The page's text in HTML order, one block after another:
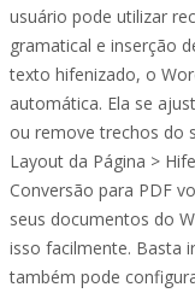
usuário pode utilizar
gramatical e inserção
texto hifenizado, o
automática. Ela se
ou remove trechos do
Layout da Página >
Conversão para PDF
seus documentos do
isso facilmente. Basta
também pode